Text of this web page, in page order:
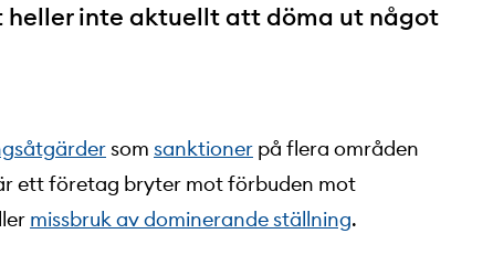
inte aktuellt att döma ut något
som sanktioner på flera områden
ett företag bryter mot förbuden mot
missbruk av dominerande ställning.